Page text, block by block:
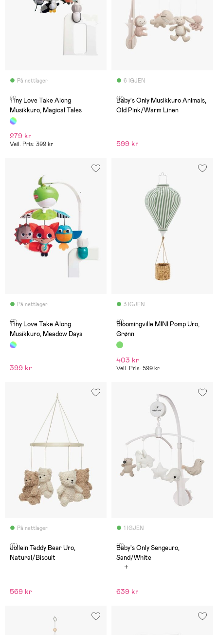
På nettlager
(1)
Tiny Love Take Along
Musikkuro, Magical Tales
279 kr
Veil. Pris: 399 kr
6 IGJEN
(2)
Baby's Only Musikkuro Animals,
Old Pink/Warm Linen
599 kr
På nettlager
(3)
Tiny Love Take Along
Musikkuro, Meadow Days
399 kr
3 IGJEN
(0)
Bloomingville MINI Pomp Uro,
Grønn
403 kr
Veil. Pris: 599 kr
På nettlager
(5)
Jollein Teddy Bear Uro,
Natural/Biscuit
569 kr
1 IGJEN
(0)
Baby's Only Sengeuro,
Sand/White
639 kr